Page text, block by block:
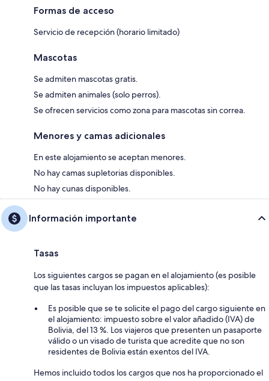
Formas de acceso
Servicio de recepción (horario limitado)
Mascotas
Se admiten mascotas gratis.
Se admiten animales (solo perros).
Se ofrecen servicios como zona para mascotas sin correa.
Menores y camas adicionales
En este alojamiento se aceptan menores.
No hay camas supletorias disponibles.
No hay cunas disponibles.
Información importante
Tasas
Los siguientes cargos se pagan en el alojamiento (es posible
que las tasas incluyan los impuestos aplicables):
Es posible que se te solicite el pago del cargo siguiente en
el alojamiento: impuesto sobre el valor añadido (IVA) de
Bolivia, del 13 %. Los viajeros que presenten un pasaporte
válido o un visado de turista que acredite que no son
residentes de Bolivia están exentos del IVA.
Hemos incluido todos los cargos que nos ha proporcionado el